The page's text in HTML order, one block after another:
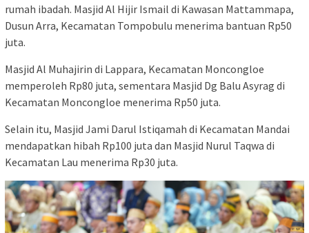
rumah ibadah. Masjid Al Hijir Ismail di Kawasan Mattammapa,
Dusun Arra, Kecamatan Tompobulu menerima bantuan Rp50
juta.
Masjid Al Muhajirin di Lappara, Kecamatan Moncongloe
memperoleh Rp80 juta, sementara Masjid Dg Balu Asyrag di
Kecamatan Moncongloe menerima Rp50 juta.
Selain itu, Masjid Jami Darul Istiqamah di Kecamatan Mandai
mendapatkan hibah Rp100 juta dan Masjid Nurul Taqwa di
Kecamatan Lau menerima Rp30 juta.